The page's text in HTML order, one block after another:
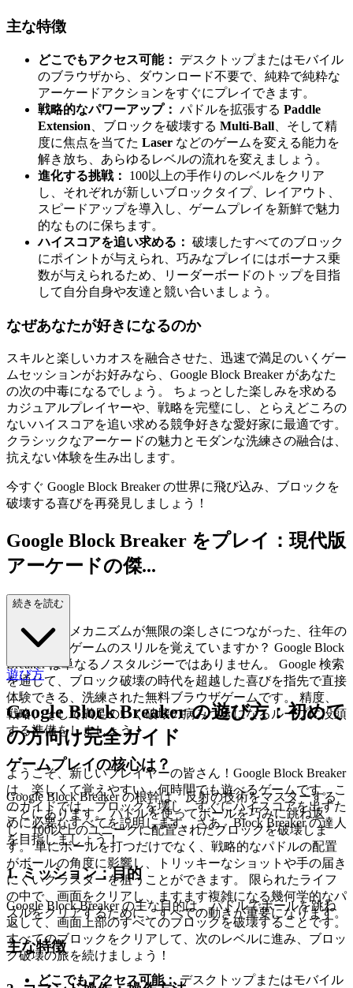
主な特徴
どこでもアクセス可能：
デスクトップまたはモバイル
のブラウザから、ダウンロード不要で、純粋で純粋な
アーケードアクションをすぐにプレイできます。
戦略的なパワーアップ： パドルを拡張する Paddle
Extension 、ブロックを破壊する Multi-Ball 、そして精
度に焦点を当てた Laser などのゲームを変える能力を
解き放ち、あらゆるレベルの流れを変えましょう。
進化する挑戦：
100以上の手作りのレベルをクリア
し、それぞれが新しいブロックタイプ、レイアウト、
スピードアップを導入し、ゲームプレイを新鮮で魅力
的なものに保ちます。
ハイスコアを追い求める： 破壊したすべてのブロック
にポイントが与えられ、巧みなプレイにはボーナス乗
数が与えられるため、リーダーボードのトップを目指
して自分自身や友達と競い合いましょう。
なぜあなたが好きになるのか
スキルと楽しいカオスを融合させた、迅速で満足のいくゲー
ムセッションがお好みなら、Google Block Breaker があなた
の次の中毒になるでしょう。 ちょっとした楽しみを求める
カジュアルプレイヤーや、戦略を完璧にし、とらえどころの
ないハイスコアを追い求める競争好きな愛好家に最適です。
クラシックなアーケードの魅力とモダンな洗練さの融合は、
抗えない体験を生み出します。
今すぐ Google Block Breaker の世界に飛び込み、ブロックを
破壊する喜びを再発見しましょう！
Google Block Breaker をプレイ：現代版
アーケードの傑...
作！
シンプルなメカニズムが無限の楽しさにつながった、往年の
アーケードゲームのスリルを覚えていますか？ Google Block
Breaker は単なるノスタルジーではありません。 Google 検索
を通じて、ブロック破壊の時代を超越した喜びを指先で直接
体験できる、洗練された無料ブラウザゲームです。 精度、
戦略、そして満足のいく破壊の病みつきになるループに没頭
する準備をしましょう！
ゲームプレイの核心は？
Google Block Breaker の根幹は、反射の技術をマスターする
ことにあります。 パドルを使ってボールを巧みに跳ね返
し、100以上のユニークに配置されたブロックを破壊しま
す。 単にボールを打つだけでなく、戦略的なパドルの配置
がボールの角度に影響し、トリッキーなショットや手の届き
にくいクラスターを狙うことができます。 限られたライフ
の中で、画面をクリアし、ますます複雑になる幾何学的なパ
ズルをクリアするために、すべての動きが重要になります。
主な特徴
どこでもアクセス可能： デスクトップまたはモバイル
続きを読む
遊び方
Google Block Breaker の遊び方：初めて
の方向け完全ガイド
ようこそ、新しいプレイヤーの皆さん！Google Block Breaker
は、楽しくて覚えやすい、何時間でも遊べるゲームです。こ
のガイドでは、ブロックを壊し、すぐにハイスコアを出すた
めに必要なすべてを説明します。さあ、Block Breaker の達人
を目指しましょう！
1. ミッション：目的
Google Block Breaker の主な目的は、パドルでボールを跳ね
返して、画面上部のすべてのブロックを破壊することです。
すべてのブロックをクリアして、次のレベルに進み、ブロッ
ク破壊の旅を続けましょう！